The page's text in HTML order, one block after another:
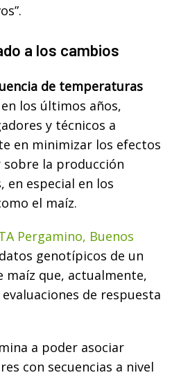
a los cambios
de temperaturas
los últimos años,
y técnicos a
en minimizar los efectos
la producción
en especial en los
el maíz.
Pergamino, Buenos
genotípicos de un
maíz que, actualmente,
de respuesta
a poder asociar
con secuencias a nivel